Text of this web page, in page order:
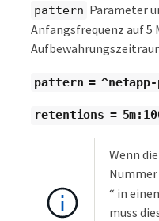
pattern Parameter
Anfangsfrequenz auf 5
pattern =
retentions =
Wenn
Nummer
“ in
muss